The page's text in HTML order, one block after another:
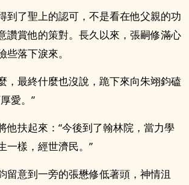
到了聖上的認可，不是看在他父親的功
讚賞他的策對。長久以來，張嗣修滿心
落下淚來。
，最終什麼也沒說，跪下來向朱翊鈞磕
愛。”
他扶起來：“今後到了翰林院，當力學
一樣，經世濟民。”
留意到一旁的張懋修低著頭，神情沮